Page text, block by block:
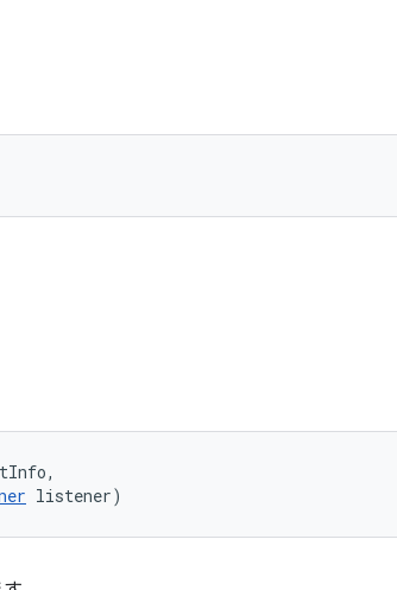
listener)